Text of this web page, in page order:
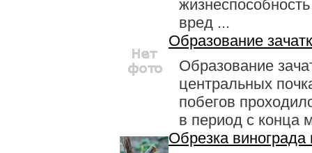
вред ...
Образование
Образование
центральных
побегов
в период с конца
Обрезка